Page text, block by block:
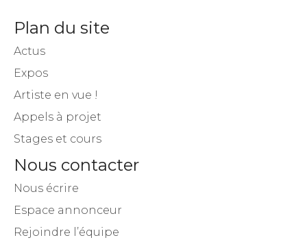
Plan du site
Actus
Expos
Artiste en vue !
Appels à projet
Stages et cours
Nous contacter
Nous écrire
Espace annonceur
Rejoindre l’équipe